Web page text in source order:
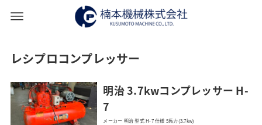
レシプロコンプレッサー
明治 3.7kwコンプレッサー H-
7
メーカー 明治 型式 H-7 仕様 5馬力(3.7kw)